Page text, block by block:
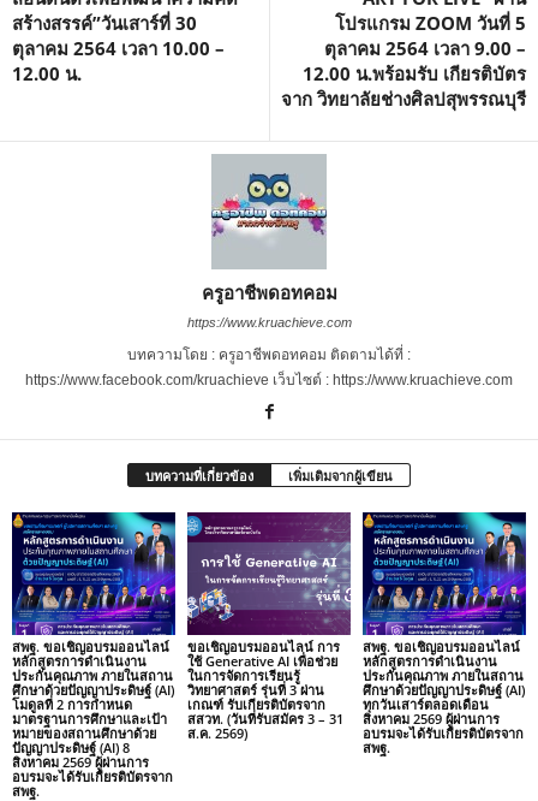
สร้างสรรค์”วันเสาร์ที่ 30
ตุลาคม 2564 เวลา 10.00 –
12.00 น.
โปรแกรม ZOOM วันที่ 5
ตุลาคม 2564 เวลา 9.00 –
12.00 น.พร้อมรับ เกียรติบัตร
จาก วิทยาลัยช่างศิลปสุพรรณบุรี
ครูอาชีพดอทคอม
https://www.kruachieve.com
บทความโดย : ครูอาชีพดอทคอม ติดตามได้ที่ :
https://www.facebook.com/kruachieve เว็บไซต์ : https://www.kruachieve.com
บทความที่เกี่ยวข้อง เพิ่มเติมจากผู้เขียน
สพฐ. ขอเชิญอบรมออนไลน์
หลักสูตรการดำเนินงาน
ประกันคุณภาพ ภายในสถาน
ศึกษาด้วยปัญญาประดิษฐ์ (AI)
โมดูลที่ 2 การกำหนด
มาตรฐานการศึกษาและเป้า
หมายของสถานศึกษาด้วย
ปัญญาประดิษฐ์ (AI) 8
สิงหาคม 2569 ผู้ผ่านการ
อบรมจะได้รับเกียรติบัตรจาก
สพฐ.
ขอเชิญอบรมออนไลน์ การ
ใช้ Generative AI เพื่อช่วย
ในการจัดการเรียนรู้
วิทยาศาสตร์ รุ่นที่ 3 ผ่าน
เกณฑ์ รับเกียรติบัตรจาก
สสวท. (วันที่รับสมัคร 3 – 31
ส.ค. 2569)
สพฐ. ขอเชิญอบรมออนไลน์
หลักสูตรการดำเนินงาน
ประกันคุณภาพ ภายในสถาน
ศึกษาด้วยปัญญาประดิษฐ์ (AI)
ทุกวันเสาร์ตลอดเดือน
สิงหาคม 2569 ผู้ผ่านการ
อบรมจะได้รับเกียรติบัตรจาก
สพฐ.